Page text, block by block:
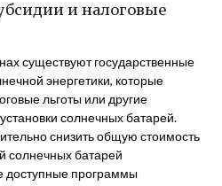
и налоговые
существуют государственные
энергетики, которые
льготы или другие
солнечных батарей.
снизить общую стоимость
солнечных батарей
доступные программы